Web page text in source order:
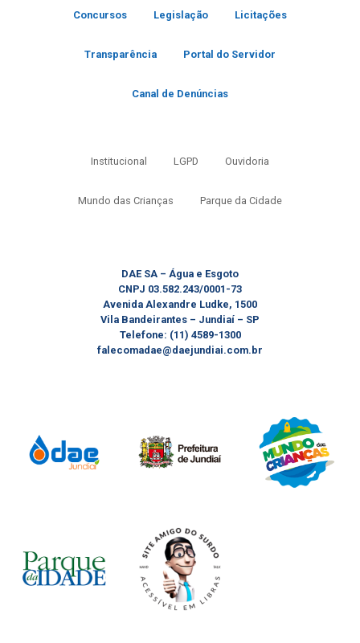
Concursos Legislação Licitações
Transparência Portal do Servidor
Canal de Denúncias
Institucional LGPD Ouvidoria
Mundo das Crianças Parque da Cidade
DAE SA – Água e Esgoto
CNPJ 03.582.243/0001-73
Avenida Alexandre Ludke, 1500
Vila Bandeirantes – Jundiaí – SP
Telefone: (11) 4589-1300
falecomadae@daejundiai.com.br